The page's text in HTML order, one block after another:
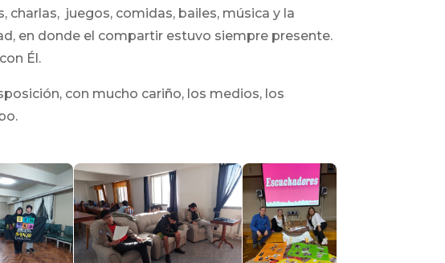
juegos, comidas, bailes, música y la
en donde el compartir estuvo siempre presente.
Él.
con mucho cariño, los medios, los